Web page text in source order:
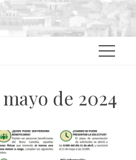
de 2024